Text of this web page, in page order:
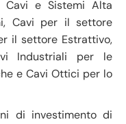
Cavi e Sistemi Alta
Cavi per il settore
il settore Estrattivo,
Industriali per le
e Cavi Ottici per lo
di investimento di